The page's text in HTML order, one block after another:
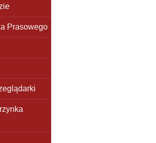
Prasowego